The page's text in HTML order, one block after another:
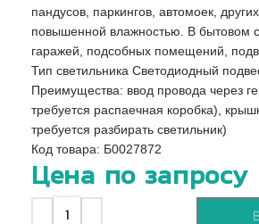
пандусов, паркингов, автомоек,
повышенной влажностью. В бытовом
гаражей, подсобных помещений,
Тип светильника Светодиодный
Преимущества: ввод провода через
требуется распаечная коробка),
требуется разбирать светильник)
Код товара: Б0027872
Цена по запросу